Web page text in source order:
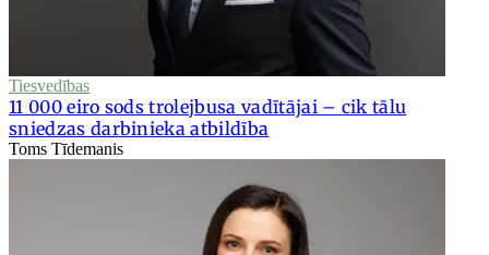
Tiesvedības
11 000 eiro sods trolejbusa vadītājai – cik tālu
sniedzas darbinieka atbildība
Toms Tīdemanis